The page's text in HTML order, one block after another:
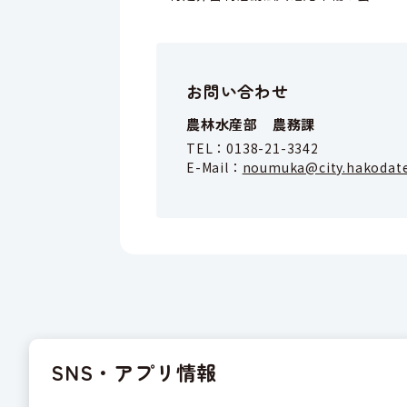
お問い合わせ
農林水産部 農務課
TEL：0138-21-3342
E-Mail：
SNS・アプリ情報